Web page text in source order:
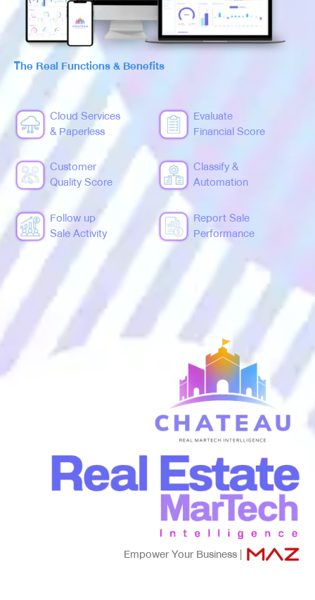
The Real Functions & Benefits
Cloud Services
& Paperless
Evaluate
Financial Score
Customer
Quality Score
Classify &
Automation
Follow up
Sale Activity
Report Sale
Performance
Empower Your Business |